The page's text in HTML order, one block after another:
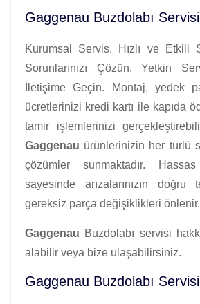
Gaggenau Buzdolabı
Kurumsal Servis. Hızlı ve Etkili
Sorunlarınızı Çözün. Yetkin
İletişime Geçin. Montaj, yedek
ücretlerinizi kredi kartı ile kapıda
tamir işlemlerinizi
Gaggenau ürünlerinizin her türlü
çözümler sunmaktadır.
sayesinde arızalarınızın doğru
gereksiz parça değişiklikleri önlenir.
Gaggenau Buzdolabı servisi
alabilir veya bize ulaşabilirsiniz.
Gaggenau Buzdolabı